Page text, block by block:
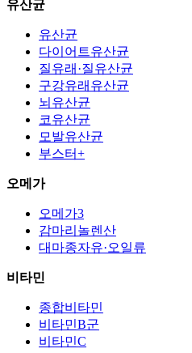
유산균
유산균
다이어트유산균
질유래·질유산균
구강유래유산균
뇌유산균
코유산균
모발유산균
부스터+
오메가
오메가3
감마리놀렌산
대마종자유·오일류
비타민
종합비타민
비타민B군
비타민C